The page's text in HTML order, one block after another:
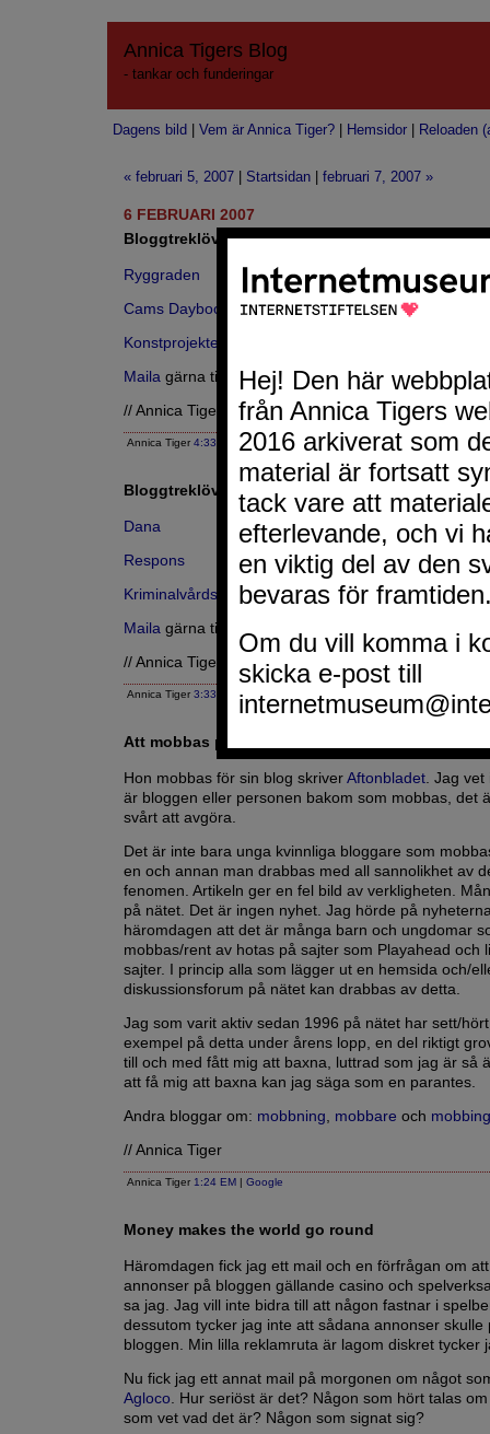
Annica Tigers Blog
- tankar och funderingar
Dagens bild Vem är Annica Tiger? Hemsidor Reloaden
« februari 5, 2007 Startsidan februari 7, 2007 »
6 FEBRUARI 2007
Bloggtreklöver 116
Ryggraden
Cams Daybook
Konstprojektet Dimx
Maila gärna tips om andra bloggar du vill se på
// Annica Tiger
Annica Tiger 4:33 EM |Google
Bloggtreklöver 115
Dana
Respons
Kriminalvårdsbloggen
Maila gärna tips om andra bloggar du vill se på
// Annica Tiger
Annica Tiger 3:33 EM | Google
Att mobbas på nätet är inget nytt
Hon mobbas för sin blog skriver Aftonbladet. Jag vet
är bloggen eller personen bakom som mobbas, det
svårt att avgöra.
Det är inte bara unga kvinnliga bloggare som
en och annan man drabbas med all sannolikhet av
fenomen. Artikeln ger en fel bild av verkligheten.
på nätet. Det är ingen nyhet. Jag hörde på
häromdagen att det är många barn och ungdomar
mobbas/rent av hotas på sajter som Playahead och
sajter. I princip alla som lägger ut en hemsida och/
diskussionsforum på nätet kan drabbas av detta.
Jag som varit aktiv sedan 1996 på nätet har sett/
exempel på detta under årens lopp, en del riktigt
till och med fått mig att baxna, luttrad som jag är så
att få mig att baxna kan jag säga som en parantes.
Andra bloggar om: mobbning, mobbare och mobbing
// Annica Tiger
Annica Tiger 1:24 EM | Google
Money makes the world go round
Häromdagen fick jag ett mail och en förfrågan om
annonser på bloggen gällande casino och
sa jag. Jag vill inte bidra till att någon fastnar i
dessutom tycker jag inte att sådana annonser skulle
bloggen. Min lilla reklamruta är lagom diskret tycker
Nu fick jag ett annat mail på morgonen om något
Agloco. Hur seriöst är det? Någon som hört talas
som vet vad det är? Någon som signat sig?